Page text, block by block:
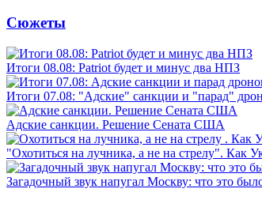
Сюжеты
Итоги 08.08: Patriot будет и минус два НПЗ
Итоги 07.08: "Адские" санкции и "парад"
Адские санкции. Решение Сената США
"Охотиться на лучника, а не на стрелу". Как
Загадочный звук напугал Москву: что это